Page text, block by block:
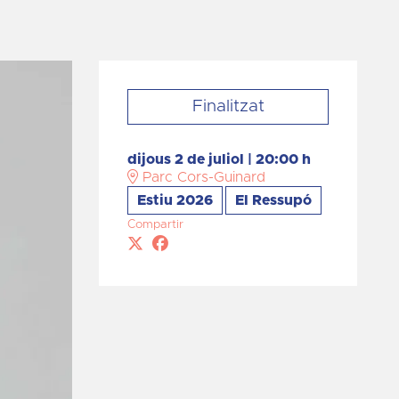
Finalitzat
dijous 2 de juliol
20:00 h
Parc Cors-Guinard
Estiu 2026
El Ressupó
Compartir